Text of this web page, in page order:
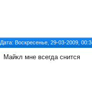
Дата: Воскресенье, 29-03-2009,
Майкл мне всегда снится